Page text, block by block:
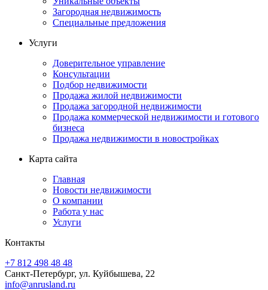
Загородная недвижимость
Специальные предложения
Услуги
Доверительное управление
Консультации
Подбор недвижимости
Продажа жилой недвижимости
Продажа загородной недвижимости
Продажа коммерческой недвижимости и готового
бизнеса
Продажа недвижимости в новостройках
Карта сайта
Главная
Новости недвижимости
О компании
Работа у нас
Услуги
Контакты
+7 812 498 48 48
Санкт-Петербург, ул. Куйбышева, 22
info@anrusland.ru